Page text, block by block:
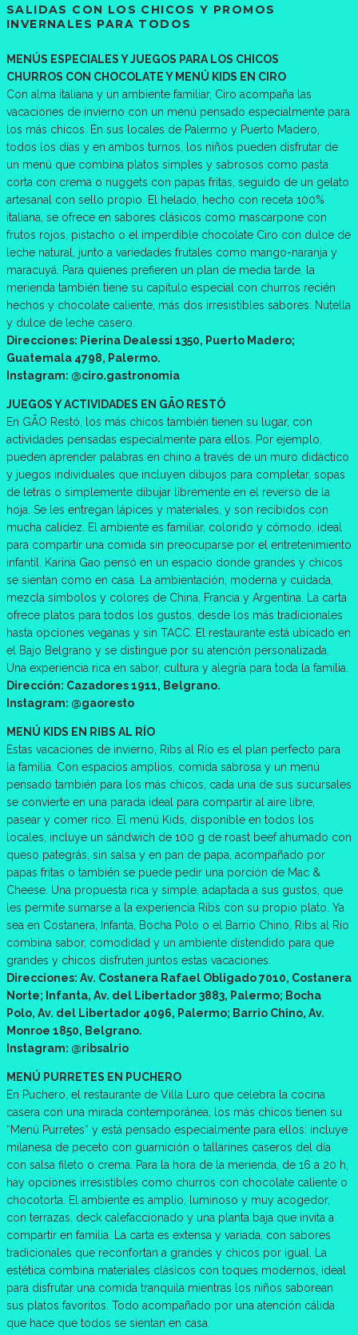
SALIDAS CON LOS CHICOS Y PROMOS
INVERNALES PARA TODOS
MENÚS ESPECIALES Y JUEGOS PARA LOS CHICOS
CHURROS CON CHOCOLATE Y MENÚ KIDS EN CIRO
Con alma italiana y un ambiente familiar, Ciro acompaña las
vacaciones de invierno con un menú pensado especialmente para
los más chicos. En sus locales de Palermo y Puerto Madero,
todos los días y en ambos turnos, los niños pueden disfrutar de
un menú que combina platos simples y sabrosos como pasta
corta con crema o nuggets con papas fritas, seguido de un gelato
artesanal con sello propio. El helado, hecho con receta 100%
italiana, se ofrece en sabores clásicos como mascarpone con
frutos rojos, pistacho o el imperdible chocolate Ciro con dulce de
leche natural, junto a variedades frutales como mango-naranja y
maracuyá. Para quienes prefieren un plan de media tarde, la
merienda también tiene su capítulo especial con churros recién
hechos y chocolate caliente, más dos irresistibles sabores: Nutella
y dulce de leche casero.
Direcciones: Pierina Dealessi 1350, Puerto Madero;
Guatemala 4798, Palermo.
Instagram: @ciro.gastronomia
JUEGOS Y ACTIVIDADES EN GĀO RESTÓ
En GĀO Restó, los más chicos también tienen su lugar, con
actividades pensadas especialmente para ellos. Por ejemplo,
pueden aprender palabras en chino a través de un muro didáctico
y juegos individuales que incluyen dibujos para completar, sopas
de letras o simplemente dibujar libremente en el reverso de la
hoja. Se les entregan lápices y materiales, y son recibidos con
mucha calidez. El ambiente es familiar, colorido y cómodo, ideal
para compartir una comida sin preocuparse por el entretenimiento
infantil. Karina Gao pensó en un espacio donde grandes y chicos
se sientan como en casa. La ambientación, moderna y cuidada,
mezcla símbolos y colores de China, Francia y Argentina. La carta
ofrece platos para todos los gustos, desde los más tradicionales
hasta opciones veganas y sin TACC. El restaurante está ubicado en
el Bajo Belgrano y se distingue por su atención personalizada.
Una experiencia rica en sabor, cultura y alegría para toda la familia.
Dirección: Cazadores 1911, Belgrano.
Instagram: @gaoresto
MENÚ KIDS EN RIBS AL RÍO
Estas vacaciones de invierno, Ribs al Río es el plan perfecto para
la familia. Con espacios amplios, comida sabrosa y un menú
pensado también para los más chicos, cada una de sus sucursales
se convierte en una parada ideal para compartir al aire libre,
pasear y comer rico. El menú Kids, disponible en todos los
locales, incluye un sándwich de 100 g de roast beef ahumado con
queso pategrás, sin salsa y en pan de papa, acompañado por
papas fritas o también se puede pedir una porción de Mac &
Cheese. Una propuesta rica y simple, adaptada a sus gustos, que
les permite sumarse a la experiencia Ribs con su propio plato. Ya
sea en Costanera, Infanta, Bocha Polo o el Barrio Chino, Ribs al Río
combina sabor, comodidad y un ambiente distendido para que
grandes y chicos disfruten juntos estas vacaciones.
Direcciones: Av. Costanera Rafael Obligado 7010, Costanera
Norte; Infanta, Av. del Libertador 3883, Palermo; Bocha
Polo, Av. del Libertador 4096, Palermo; Barrio Chino, Av.
Monroe 1850, Belgrano.
Instagram: @ribsalrio
MENÚ PURRETES EN PUCHERO
En Puchero, el restaurante de Villa Luro que celebra la cocina
casera con una mirada contemporánea, los más chicos tienen su
“Menú Purretes” y está pensado especialmente para ellos: incluye
milanesa de peceto con guarnición o tallarines caseros del día
con salsa fileto o crema. Para la hora de la merienda, de 16 a 20 h,
hay opciones irresistibles como churros con chocolate caliente o
chocotorta. El ambiente es amplio, luminoso y muy acogedor,
con terrazas, deck calefaccionado y una planta baja que invita a
compartir en familia. La carta es extensa y variada, con sabores
tradicionales que reconfortan a grandes y chicos por igual. La
estética combina materiales clásicos con toques modernos, ideal
para disfrutar una comida tranquila mientras los niños saborean
sus platos favoritos. Todo acompañado por una atención cálida
que hace que todos se sientan en casa.